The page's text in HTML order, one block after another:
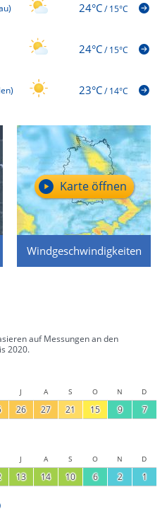
24°C/15°C
24°C/15°C
23°C/14°C
Windgeschwindigkeiten
Karte öffnen
auf Messungen an den
2020.
J A S O N D
26 27 21 15 9 7
J A S O N D
13 14 10 6 2 1